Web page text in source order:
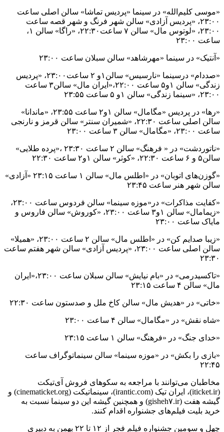
«موسی کلیم‌الله» در سینما «پردیس تماشا» سالن اصلی ساعت
۲۳:۰۰، «پردیس آزادی» سالن شهر فرنگ و شهر قصه ساعت
۲۳:۰۰، «لوتوس مال» سالن ۷ ساعت۲۲:۳۰، «راگا» سالن ۱،
ساعت ۲۳:۰۰
«آنتیک» در سینما «مهرشاهد» سالن سبلان ساعت ۲۳:۰۰
«صددام» درسینما «نارسیس» سالن‌۱و ۲ ساعت۲۳:۰۰، «پردیس
زندگی» سالن‌ ۱و۵ ساعت ۲۲:۰۰،«ایران مال» سالن۳ ساعت
۲۳:۰۰، «سینما زندگی» سالن ۱و ۵ ساعت ۲۳:۵۵
«رها» در پردیس «مگامال» سالن ۱و۲ ساعت ۲۳:۵۵، «ماندانا»
سالن اصلی ساعت ۲۲:۳۰، «شمیران سنتر» سالن قرمز و نارنجی
ساعت ۲۳:۰۰، «مگامال» سالن ۳ ساعت ۲۳:۰۰
«ناتوردشت» در « فرهنگ» سالن ۲ ساعت ۲۳:۳۰ ،«پرده طلایی»
سالن۵ و ۶ ساعت ۲۲:۳۰، «کوثر» سالن ۱و۲ ساعت ۲۲:۳۰
«گوزن‌های اتوبان» در «اطلس مال» سالن ۱ ساعت ۲۳:۱۵ «آزادی»
سالن شهر هنر ساعت ۲۳:۴۵
«کفایت مذاکرات» در«موزه سینما» سالن فردوس ساعت ۲۳:۰۰،
«زیمامال» سالن ۱و۳ ساعت ۲۳:۰۰، «کوروش» سالن فاروس و
مایاک ساعت ۲۳:۰۰
«زیبا صدایم کن» در «اطلس مال» سالن ۲ ساعت ۲۳:۰۰، «همیلا»
سالن اصلی ساعت ۲۳:۰۰، «پردیس آزادی» سالن شهر هفتم ساعت
۲۳:۳۰
«تاکسیدرمی» در «بام نیایش» سالن سبلان ساعت ۲۳:۰۰،«ایران
مال» سالن ۴ ساعت ۲۳:۱۵
«خاتی» در «هدیش مال» سالن کاخ ملل و صدستون ساعت ۲۲:۳۰
«شاه نقش» در «مگامال» سالن ۴ ساعت ۲۳:۰۰
«خدای جنگ» در «فرهنگ» سالن ۱ ساعت ۲۳:۱۵
«بازی را بکش» در «موزه سینما» سالن سینماتوگراف ساعت
۲۲:۴۵
مخاطبان می‌توانند با مراجعه به سکوهای فروش آی‌تیکت
(iticket.ir)، ایران تیک (irantic.com)، سینماتیکت (cinematicket.org) و
گیشه هفت (gisheh۷.ir) و همچنین گیشه این دو سینما نسبت به
خرید بلیت فیلم‌های جشنواره اقدام کنند.
چهل و سومین جشنواره فیلم فجر از ۱۲ تا ۲۲ بهمن‌ به دبیری